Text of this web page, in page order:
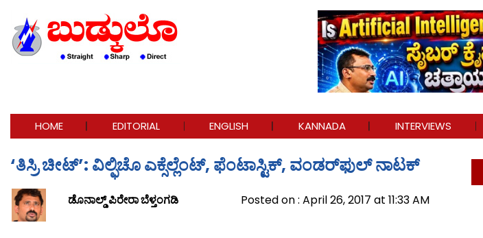
HOME EDITORIAL ENGLISH KANNADA INTERVIEWS
‘ತಿಸ್ರಿ ಚೀಟ್’: ವಿಲ್ಫಿಚೊ ಎಕ್ಸೆಲ್ಲೆಂಟ್, ಫೆಂಟಾಸ್ಟಿಕ್, ವಂಡರ್‌ಫುಲ್ ನಾಟಕ್
ಡೊನಾಲ್ಡ್ ಪಿರೇರಾ ಬೆಳ್ತಂಗಡಿ Posted on : April 26, 2017 at 11:33 AM